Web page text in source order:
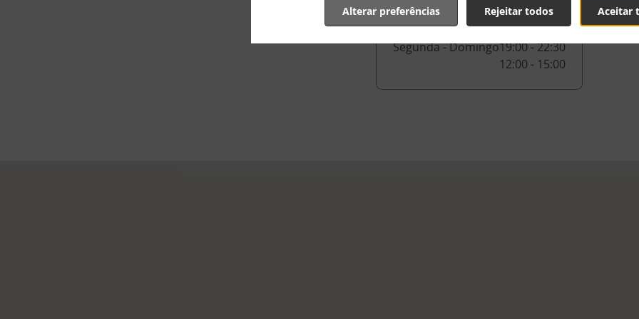
Aceitar
Rejeitar todos
Alterar preferências
Segunda - Domingo19:00 - 22:30
12:00 - 15:00